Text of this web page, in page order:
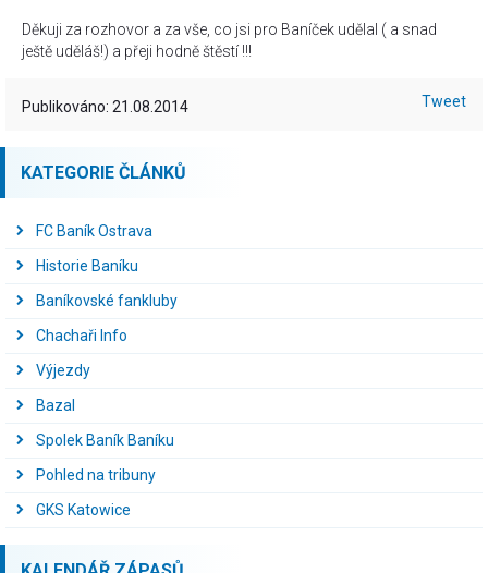
Děkuji za rozhovor a za vše, co jsi pro Baníček udělal ( a snad
ještě uděláš!) a přeji hodně štěstí !!!
Publikováno: 21.08.2014 Tweet
KATEGORIE ČLÁNKŮ
FC Baník Ostrava
Historie Baníku
Baníkovské fankluby
Chachaři Info
Výjezdy
Bazal
Spolek Baník Baníku
Pohled na tribuny
GKS Katowice